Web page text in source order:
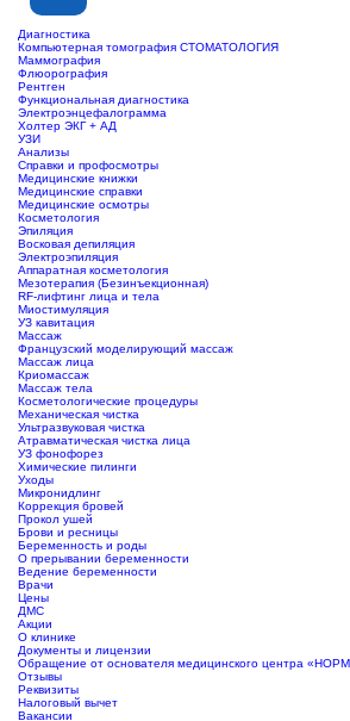
Диагностика
Компьютерная томография СТОМАТОЛОГИЯ
Маммография
Флюорография
Рентген
Функциональная диагностика
Электроэнцефалограмма
Холтер ЭКГ + АД
УЗИ
Анализы
Справки и профосмотры
Медицинские книжки
Медицинские справки
Медицинские осмотры
Косметология
Эпиляция
Восковая депиляция
Электроэпиляция
Аппаратная косметология
Мезотерапия (Безинъекционная)
RF-лифтинг лица и тела
Миостимуляция
УЗ кавитация
Массаж
Французский моделирующий массаж
Массаж лица
Криомассаж
Массаж тела
Косметологические процедуры
Механическая чистка
Ультразвуковая чистка
Атравматическая чистка лица
УЗ фонофорез
Химические пилинги
Уходы
Микронидлинг
Коррекция бровей
Прокол ушей
Брови и ресницы
Беременность и роды
О прерывании беременности
Ведение беременности
Врачи
Цены
ДМС
Акции
О клинике
Документы и лицензии
Обращение от основателя медицинского центра
Отзывы
Реквизиты
Налоговый вычет
Вакансии